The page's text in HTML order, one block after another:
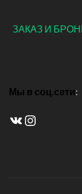
ЗАКАЗ И
Мы в соц.сети:
ВКонтакте
Instagram